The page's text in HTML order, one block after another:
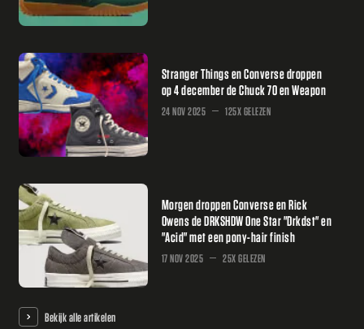
Stranger Things en Converse droppen
op 4 december de Chuck 70 en Weapon
24 NOV 2025 125X GELEZEN
Morgen droppen Converse en Rick
Owens de DRKSHDW One Star "Drkdst" en
"Acid" met een pony-hair finish
17 NOV 2025 25X GELEZEN
Bekijk alle artikelen